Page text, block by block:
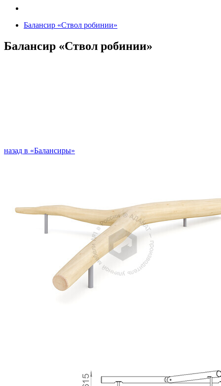
Балансир «Ствол робинии»
Балансир «Ствол робинии»
назад в «Балансиры»